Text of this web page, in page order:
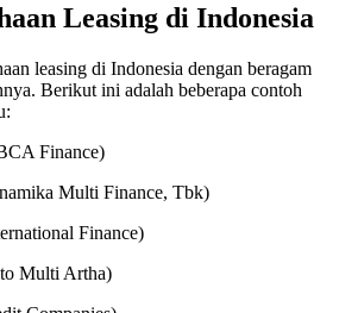
Leasing di Indonesia
leasing di Indonesia dengan beragam
Berikut ini adalah beberapa contoh
Finance)
Multi Finance, Tbk)
Finance)
Multi Artha)